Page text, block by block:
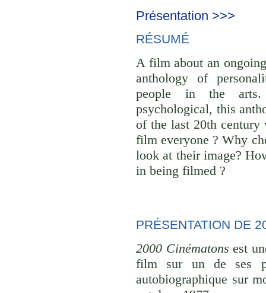
Présentation >>>
RÉSUMÉ
A film about an
anthology of
people in the arts.
psychological, this
of the last 20th century
film everyone ? Why
look at their image?
in being filmed ?
PRÉSENTATION DE
2000 Cinématons est
film sur un de ses
autobiographique sur